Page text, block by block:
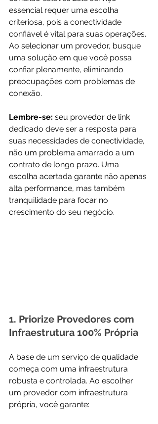
essencial requer uma escolha
criteriosa, pois a conectividade
confiável é vital para suas operações.
Ao selecionar um provedor, busque
uma solução em que você possa
confiar plenamente, eliminando
preocupações com problemas de
conexão.
Lembre-se: seu provedor de link
dedicado deve ser a resposta para
suas necessidades de conectividade,
não um problema amarrado a um
contrato de longo prazo. Uma
escolha acertada garante não apenas
alta performance, mas também
tranquilidade para focar no
crescimento do seu negócio.
1. Priorize Provedores com
Infraestrutura 100% Própria
A base de um serviço de qualidade
começa com uma infraestrutura
robusta e controlada. Ao escolher
um provedor com infraestrutura
própria, você garante: